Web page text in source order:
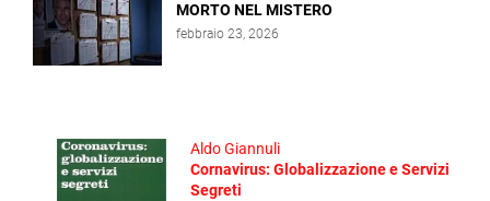
MORTO NEL MISTERO
febbraio 23, 2026
Aldo Giannuli
Cornavirus: Globalizzazione e Servizi
Segreti